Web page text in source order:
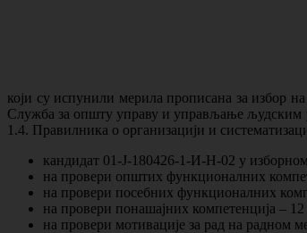
који су испунили мерила прописана за избор
Служба за општу управу и управљање људским
1.4. Правилника о организацији и
кандидат 01-Ј-180426-1-И-Н-02 у
на провери општих функционалних
на провери посебних функционалних
на провери понашајних компетенција – 12
на провери мотивације за рад на радном